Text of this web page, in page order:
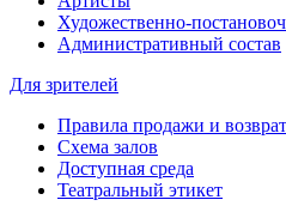
Художественно-
Административный состав
Для зрителей
Правила продажи и
Схема залов
Доступная среда
Театральный этикет